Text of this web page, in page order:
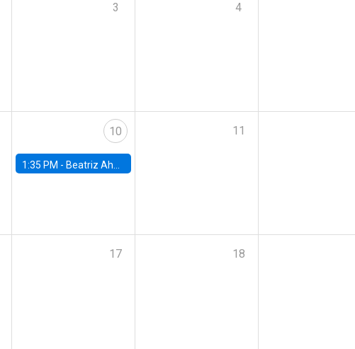
3 4
10
1:35 PM - Beatriz Ahumada, PhD candidate, Universidad de Pittsburgh
11
17 18